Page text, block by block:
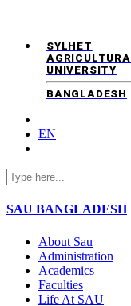
SYLHET
UNIVERSITY
BANGLADESH
EN
SAU BANGLADESH
About Sau
Administration
Academics
Faculties
Life At SAU